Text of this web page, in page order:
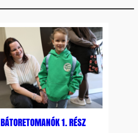
BÁTORETOMANÓK 1. RÉSZ